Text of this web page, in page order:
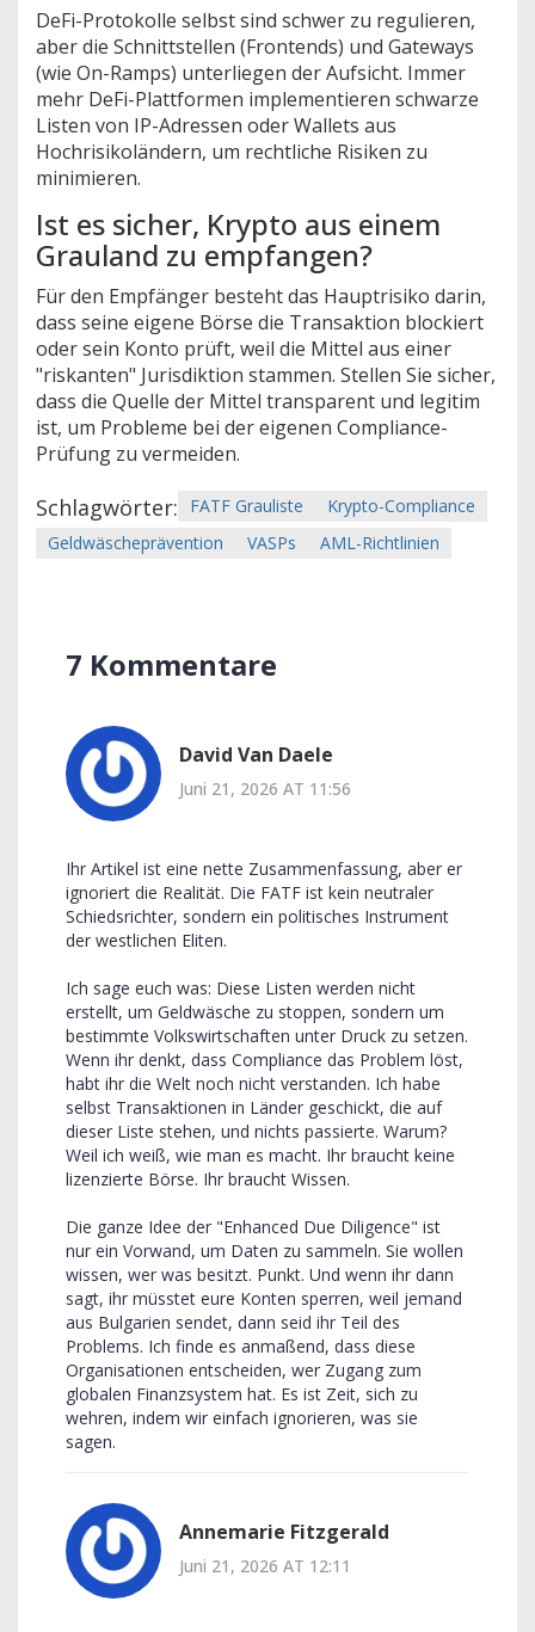
DeFi-Protokolle selbst sind schwer zu regulieren,
aber die Schnittstellen (Frontends) und Gateways
(wie On-Ramps) unterliegen der Aufsicht. Immer
mehr DeFi-Plattformen implementieren schwarze
Listen von IP-Adressen oder Wallets aus
Hochrisikoländern, um rechtliche Risiken zu
minimieren.
Ist es sicher, Krypto aus einem
Grauland zu empfangen?
Für den Empfänger besteht das Hauptrisiko darin,
dass seine eigene Börse die Transaktion blockiert
oder sein Konto prüft, weil die Mittel aus einer
"riskanten" Jurisdiktion stammen. Stellen Sie sicher,
dass die Quelle der Mittel transparent und legitim
ist, um Probleme bei der eigenen Compliance-
Prüfung zu vermeiden.
Schlagwörter: FATF Grauliste
Krypto-Compliance
Geldwäscheprävention
VASPs AML-Richtlinien
7 Kommentare
David Van Daele
Juni 21, 2026 AT 11:56
Ihr Artikel ist eine nette Zusammenfassung, aber er
ignoriert die Realität. Die FATF ist kein neutraler
Schiedsrichter, sondern ein politisches Instrument
der westlichen Eliten.
Ich sage euch was: Diese Listen werden nicht
erstellt, um Geldwäsche zu stoppen, sondern um
bestimmte Volkswirtschaften unter Druck zu setzen.
Wenn ihr denkt, dass Compliance das Problem löst,
habt ihr die Welt noch nicht verstanden. Ich habe
selbst Transaktionen in Länder geschickt, die auf
dieser Liste stehen, und nichts passierte. Warum?
Weil ich weiß, wie man es macht. Ihr braucht keine
lizenzierte Börse. Ihr braucht Wissen.
Die ganze Idee der "Enhanced Due Diligence" ist
nur ein Vorwand, um Daten zu sammeln. Sie wollen
wissen, wer was besitzt. Punkt. Und wenn ihr dann
sagt, ihr müsstet eure Konten sperren, weil jemand
aus Bulgarien sendet, dann seid ihr Teil des
Problems. Ich finde es anmaßend, dass diese
Organisationen entscheiden, wer Zugang zum
globalen Finanzsystem hat. Es ist Zeit, sich zu
wehren, indem wir einfach ignorieren, was sie
sagen.
Annemarie Fitzgerald
Juni 21, 2026 AT 12:11